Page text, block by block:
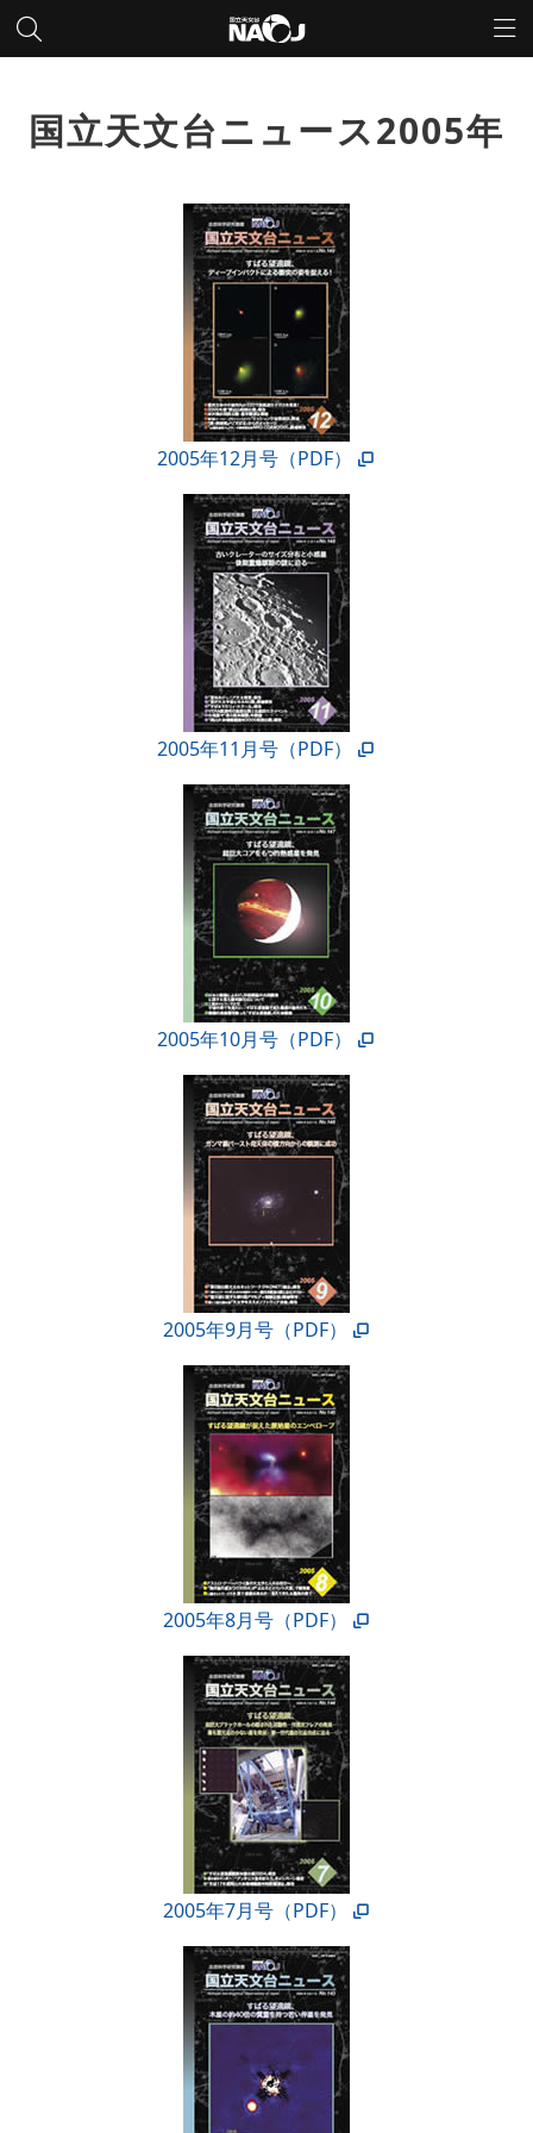
国立天文台ニュース2005年
2005年12月号（PDF）
2005年11月号（PDF）
2005年10月号（PDF）
2005年9月号（PDF）
2005年8月号（PDF）
2005年7月号（PDF）